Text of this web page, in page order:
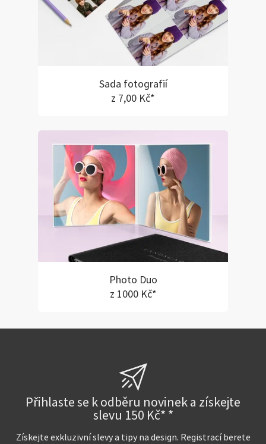
Sada fotografií
z 7,00 Kč*
Photo Duo
z 1000 Kč*
Přihlaste se k odběru novinek a získejte
slevu 150 Kč* *
Získejte exkluzivní slevy a tipy na design. Registrací berete